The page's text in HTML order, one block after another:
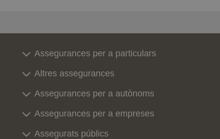
Assegurances per a particulars
Altres assegurances
Assegurances per a autònoms
Assegurances per a empreses
Assegurats públics